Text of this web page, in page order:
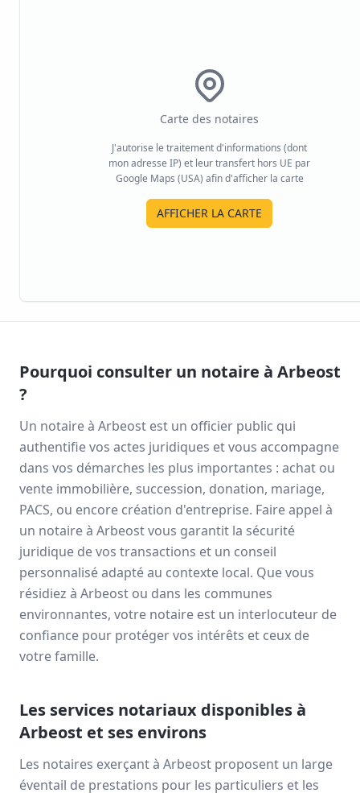
Carte des notaires
J'autorise le traitement d'informations (dont
mon adresse IP) et leur transfert hors UE par
Google Maps (USA) afin d'afficher la carte
AFFICHER LA CARTE
Pourquoi consulter un notaire à Arbeost
?
Un notaire à Arbeost est un officier public qui
authentifie vos actes juridiques et vous accompagne
dans vos démarches les plus importantes : achat ou
vente immobilière, succession, donation, mariage,
PACS, ou encore création d'entreprise. Faire appel à
un notaire à Arbeostvous garantit la sécurité
juridique de vos transactions et un conseil
personnalisé adapté au contexte local. Que vous
résidiez à Arbeost ou dans les communes
environnantes, votre notaire est un interlocuteur de
confiance pour protéger vos intérêts et ceux de
votre famille.
Les services notariaux disponibles à
Arbeost et ses environs
Les notaires exerçant à Arbeost proposent un large
éventail de prestations pour les particuliers et les